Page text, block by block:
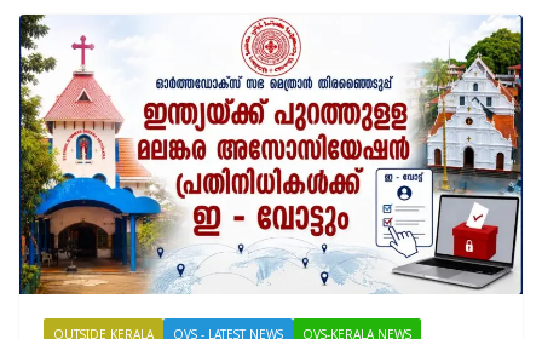
OUTSIDE KERALA OVS - LATEST NEWS
OVS-KERALA NEWS